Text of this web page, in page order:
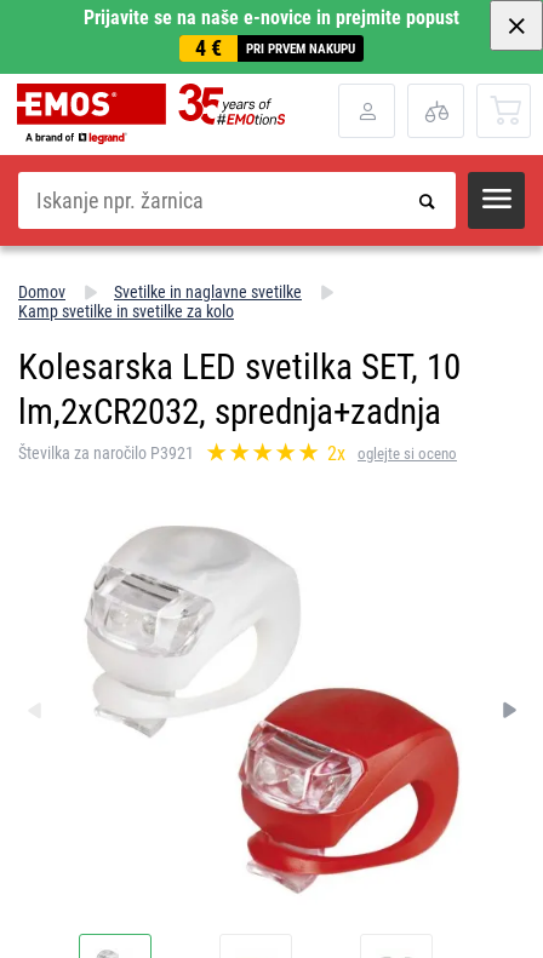
Prijavite se na naše e-novice in prejmite popust
4 € PRI PRVEM NAKUPU
Iskanje
Domov
Svetilke in naglavne svetilke
Kamp svetilke in svetilke za kolo
Kolesarska LED svetilka SET, 10
lm,2xCR2032, sprednja+zadnja
Številka za naročilo P3921 2x oglejte si oceno